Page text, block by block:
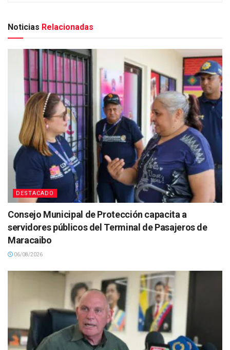
Noticias Relacionadas
DESTACADO
Consejo Municipal de Protección capacita a
servidores públicos del Terminal de Pasajeros de
Maracaibo
06/08/2026